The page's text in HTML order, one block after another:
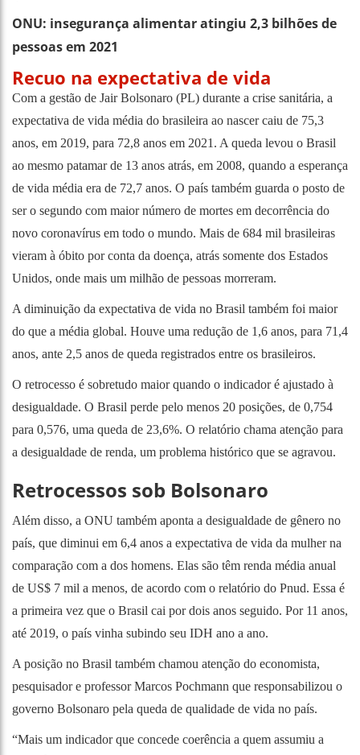
ONU: insegurança alimentar atingiu 2,3 bilhões de
pessoas em 2021
Recuo na expectativa de vida
Com a gestão de Jair Bolsonaro (PL) durante a crise sanitária, a
expectativa de vida média do brasileira ao nascer caiu de 75,3
anos, em 2019, para 72,8 anos em 2021. A queda levou o Brasil
ao mesmo patamar de 13 anos atrás, em 2008, quando a esperança
de vida média era de 72,7 anos. O país também guarda o posto de
ser o segundo com maior número de mortes em decorrência do
novo coronavírus em todo o mundo. Mais de 684 mil brasileiras
vieram à óbito por conta da doença, atrás somente dos Estados
Unidos, onde mais um milhão de pessoas morreram.
A diminuição da expectativa de vida no Brasil também foi maior
do que a média global. Houve uma redução de 1,6 anos, para 71,4
anos, ante 2,5 anos de queda registrados entre os brasileiros.
O retrocesso é sobretudo maior quando o indicador é ajustado à
desigualdade. O Brasil perde pelo menos 20 posições, de 0,754
para 0,576, uma queda de 23,6%. O relatório chama atenção para
a desigualdade de renda, um problema histórico que se agravou.
Retrocessos sob Bolsonaro
Além disso, a ONU também aponta a desigualdade de gênero no
país, que diminui em 6,4 anos a expectativa de vida da mulher na
comparação com a dos homens. Elas são têm renda média anual
de US$ 7 mil a menos, de acordo com o relatório do Pnud. Essa é
a primeira vez que o Brasil cai por dois anos seguido. Por 11 anos,
até 2019, o país vinha subindo seu IDH ano a ano.
A posição no Brasil também chamou atenção do economista,
pesquisador e professor Marcos Pochmann que responsabilizou o
governo Bolsonaro pela queda de qualidade de vida no país.
“Mais um indicador que concede coerência a quem assumiu a